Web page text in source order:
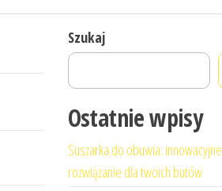
Szukaj
Ostatnie wpisy
Suszarka do obuwia: innowacyjne
rozwiązanie dla twoich butów